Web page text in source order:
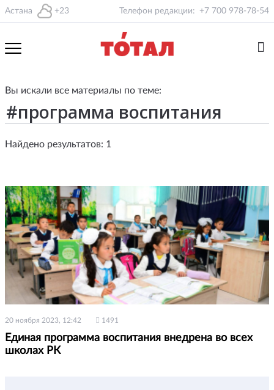
Астана +23 Телефон редакции: +7 700 978-78-54
Вы искали все материалы по теме:
Найдено результатов: 1
20 ноября 2023, 12:42 1491
Единая программа воспитания внедрена во всех
школах РК